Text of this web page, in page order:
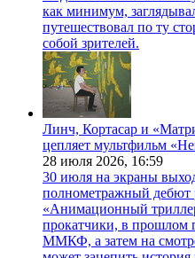
как минимум,
путешествовал по ту
собой зрителей.
Линч, Кортасар и
цепляет мультфильм
28 июля 2026, 16:59
30 июля на экраны
полнометражный дебют
«Анимационный
прокатчики, в прошлом
ММКФ, а затем на